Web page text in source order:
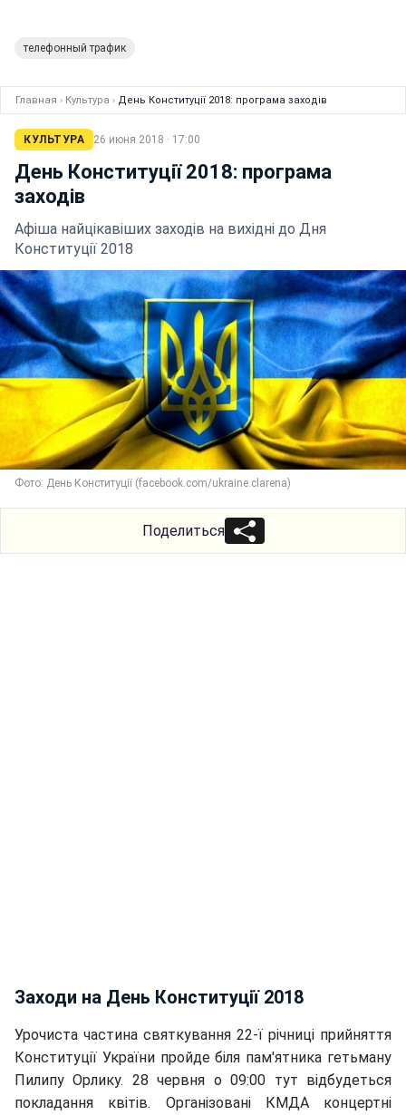
телефонный трафик
Главная › Культура › День Конституції 2018: програма заходів
КУЛЬТУРА 26 июня 2018 · 17:00
День Конституції 2018: програма
заходів
Афіша найцікавіших заходів на вихідні до Дня
Конституції 2018
Фото: День Конституції (facebook.com/ukraine.clarena)
Поделиться
Заходи на День Конституції 2018
Урочиста частина святкування 22-ї річниці прийняття
Конституції України пройде біля пам'ятника гетьману
Пилипу Орлику. 28 червня о 09:00 тут відбудеться
покладання квітів. Організовані КМДА концертні